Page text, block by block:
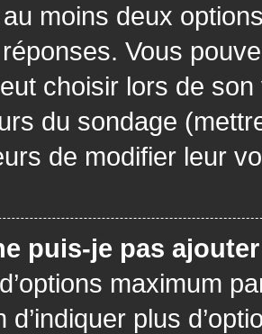
moins deux
Vous
choisir lors de
du sondage
de modifier leur
puis-je pas
maximum
d’indiquer plus